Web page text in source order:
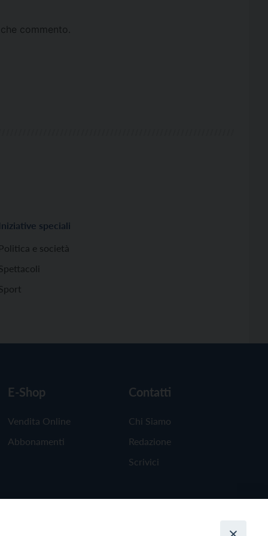
commento.
Iniziative speciali
Politica e società
E-Shop
Vendita Online
Abbonamenti
Contatti
Chi Siamo
Redazione
Scrivici